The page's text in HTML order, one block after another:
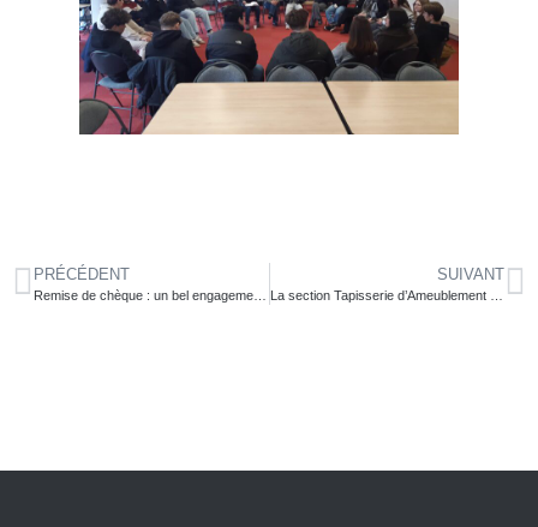
PRÉCÉDENT SUIVANT